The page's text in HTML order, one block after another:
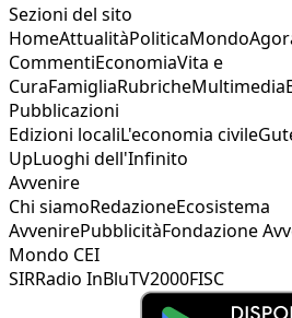
Sezioni del sito
HomeAttualitàPoliticaMondo
CommentiEconomiaVita e
CuraFamigliaRubricheMultimedia
Pubblicazioni
Edizioni localiL'economia civile
UpLuoghi dell'Infinito
Avvenire
Chi siamoRedazioneEcosistema
AvvenirePubblicitàFondazione
Mondo CEI
SIRRadio InBluTV2000FISC